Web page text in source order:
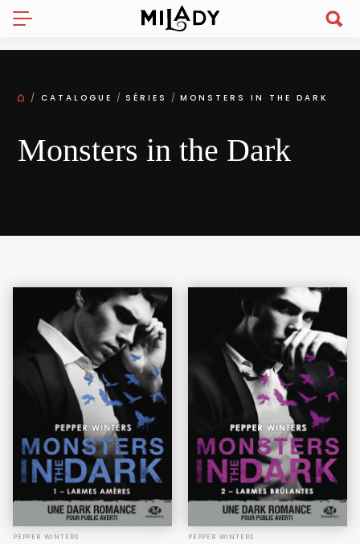
CATALOGUE SÉRIES MONSTERS IN THE DARK
Monsters in the Dark
PEPPER WINTERS PEPPER WINTERS